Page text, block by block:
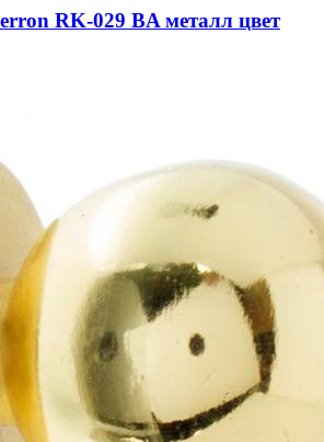
RK-029 BA металл цвет